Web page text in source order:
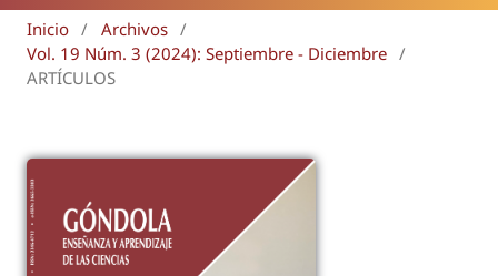
Inicio / Archivos /
Vol. 19 Núm. 3 (2024): Septiembre - Diciembre /
ARTÍCULOS